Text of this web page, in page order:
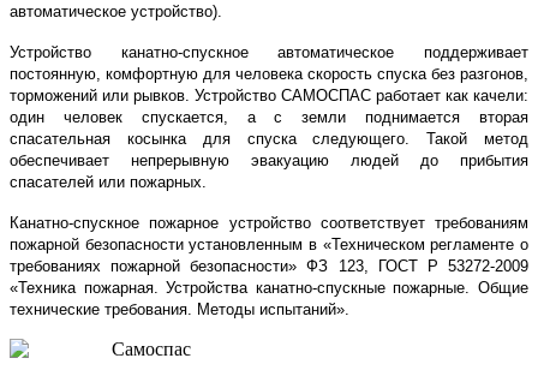
автоматическое устройство).
Устройство канатно-спускное автоматическое поддерживает
постоянную, комфортную для человека скорость спуска без разгонов,
торможений или рывков. Устройство САМОСПАС работает как качели:
один человек спускается, а с земли поднимается вторая
спасательная косынка для спуска следующего. Такой метод
обеспечивает непрерывную эвакуацию людей до прибытия
спасателей или пожарных.
Канатно-спускное пожарное устройство соответствует требованиям
пожарной безопасности установленным в «Техническом регламенте о
требованиях пожарной безопасности» ФЗ 123, ГОСТ Р 53272-2009
«Техника пожарная. Устройства канатно-спускные пожарные. Общие
технические требования. Методы испытаний».